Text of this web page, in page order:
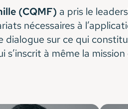
(CQMF) a pris le
nécessaires à
sur ce qui
à même la mission